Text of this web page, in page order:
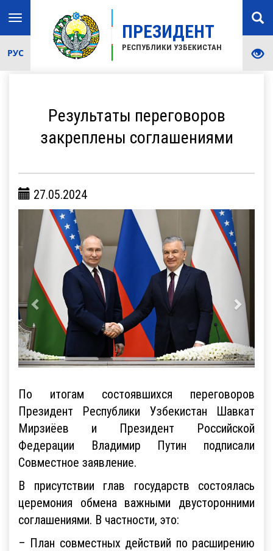
ПРЕЗИДЕНТ
РЕСПУБЛИКИ УЗБЕКИСТАН
Toggle
navigation
РУС
Результаты переговоров
закреплены соглашениями
27.05.2024
По итогам состоявшихся переговоров
Президент Республики Узбекистан Шавкат
Мирзиёев и Президент Российской
Федерации Владимир Путин подписали
Совместное заявление.
В присутствии глав государств состоялась
церемония обмена важными двусторонними
соглашениями. В частности, это:
– План совместных действий по расширению